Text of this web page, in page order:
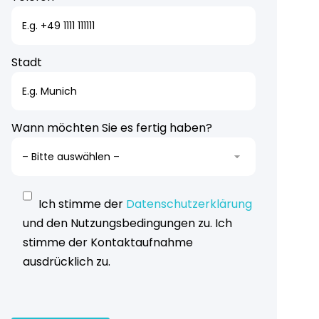
Stadt
Wann möchten Sie es fertig haben?
Ich stimme der Datenschutzerklärung
und den Nutzungsbedingungen zu. Ich
stimme der Kontaktaufnahme
ausdrücklich zu.